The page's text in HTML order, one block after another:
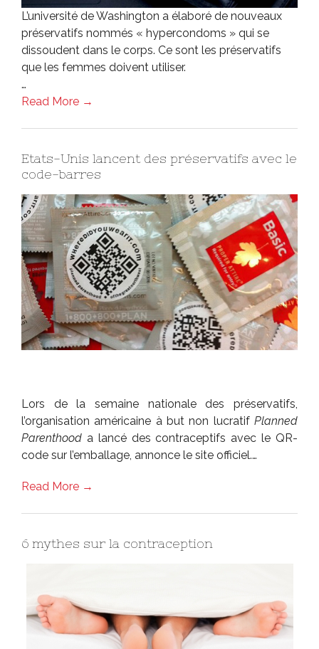
L’université de Washington a élaboré de nouveaux
préservatifs nommés « hypercondoms » qui se
dissoudent dans le corps. Ce sont les préservatifs
que les femmes doivent utiliser.
…
Read More →
Etats-Unis lancent des préservatifs avec le
code-barres
Lors de la semaine nationale des préservatifs,
l’organisation américaine à but non lucratif Planned
Parenthood a lancé des contraceptifs avec le QR-
code sur l’emballage, annonce le site officiel.…
Read More →
6 mythes sur la contraception